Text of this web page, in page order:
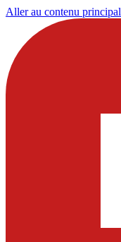
Aller au contenu principal